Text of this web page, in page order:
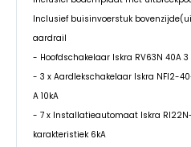
Inclusief buisinvoerstuk
aardrail
- Hoofdschakelaar Iskra RV63N 40A
- 3 x Aardlekschakelaar Iskra NFI2-
A 10kA
- 7 x Installatieautomaat Iskra RI22N-
karakteristiek 6kA